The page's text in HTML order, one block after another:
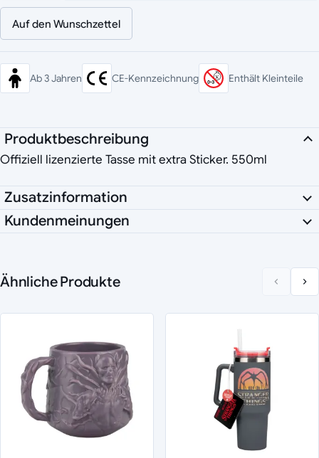
Auf den Wunschzettel
Ab 3 Jahren CE-Kennzeichnung Enthält Kleinteile
Produktbeschreibung
Offiziell lizenzierte Tasse mit extra Sticker. 550ml
Zusatzinformation
Kundenmeinungen
Ähnliche Produkte